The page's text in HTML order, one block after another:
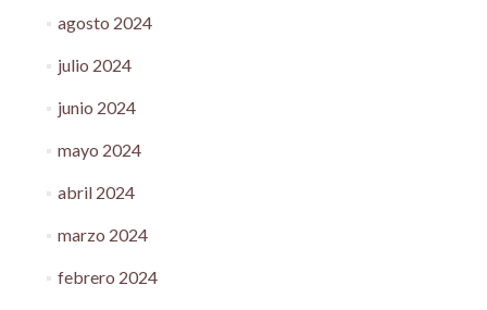
agosto 2024
julio 2024
junio 2024
mayo 2024
abril 2024
marzo 2024
febrero 2024